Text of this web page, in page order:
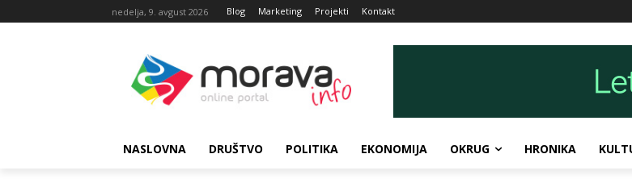
nedelja, 9. avgust 2026 Blog Marketing Projekti Kontakt
NASLOVNA DRUŠTVO POLITIKA EKONOMIJA OKRUG HRONIKA